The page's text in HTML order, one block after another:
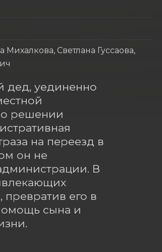
Светлана Гуссаова,
дед, уединенно
о решении
на переезд в
он не
В
его в
сына и